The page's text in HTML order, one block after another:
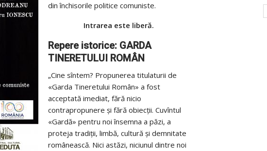
din închisorile politice comuniste.
Intrarea este liberă.
Repere istorice: GARDA
TINERETULUI ROMÂN
„Cine sîntem? Propunerea titulaturii de
«Garda Tineretului Român» a fost
acceptată imediat, fără nicio
contrapropunere şi fără obiecţii. Cuvîntul
«Gardă» pentru noi însemna a păzi, a
proteja tradiţii, limbă, cultură şi demnitate
românească. Nici astăzi, niciunul dintre noi